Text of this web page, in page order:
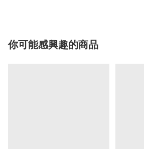
你可能感興趣的商品